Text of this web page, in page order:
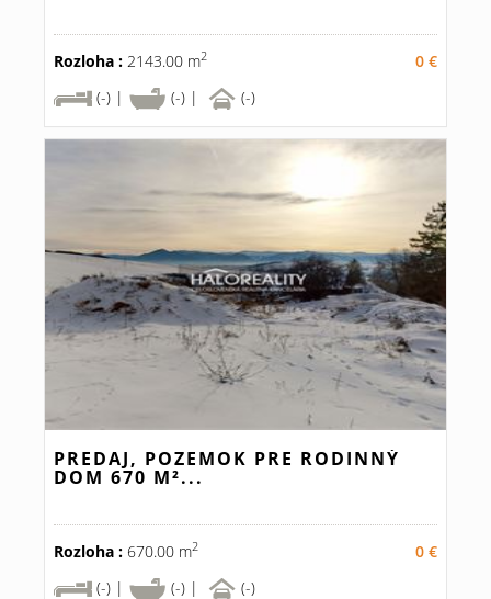
Rozloha : 2143.00 m2
0 €
(-) |
(-) | (-)
PREDAJ, POZEMOK PRE RODINNÝ
DOM 670 M²...
Rozloha : 670.00 m2
0 €
(-) |
(-) | (-)